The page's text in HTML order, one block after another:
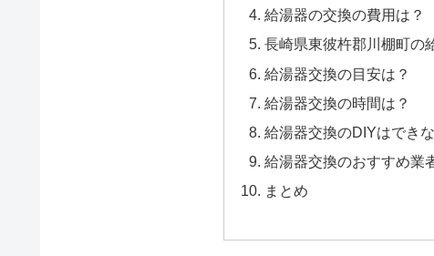
給湯器の交換の費用は？
長崎県東彼杵郡川棚町の
給湯器交換の目安は？
給湯器交換の時間は？
給湯器交換のDIYはできな
給湯器交換のおすすめ
まとめ